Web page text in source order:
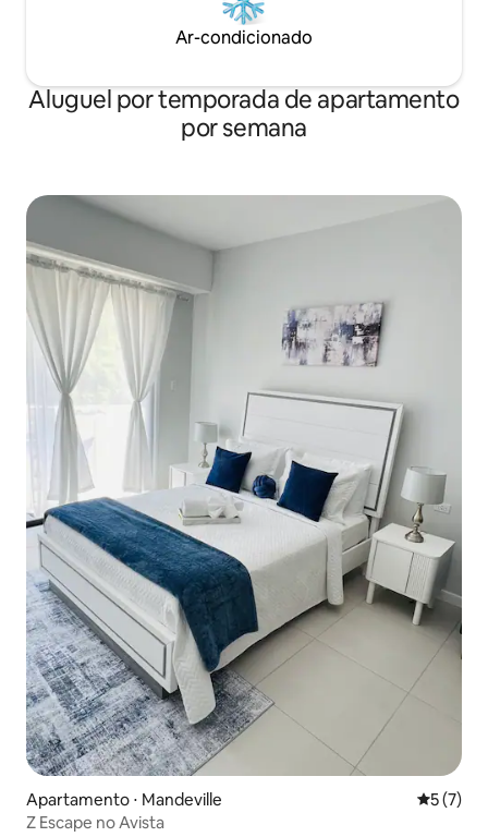
Ar-condicionado
Aluguel por temporada de apartamento
por semana
Apartamento ⋅ Mandeville 5 de
5 (7)
Z Escape no Avista